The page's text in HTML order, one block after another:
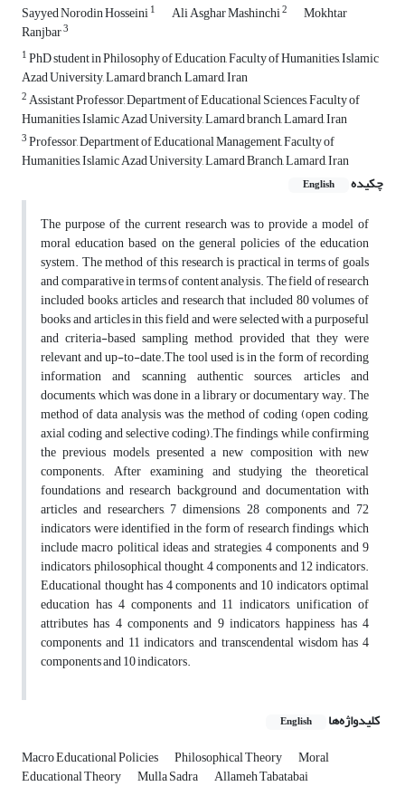
Sayyed Norodin Hosseini1 Ali Asghar Mashinchi2 Mokhtar
Ranjbar3
1PhD student in Philosophy of Education, Faculty of Humanities, Islamic
Azad University, Lamard branch, Lamard, Iran
2Assistant Professor, Department of Educational Sciences, Faculty of
Humanities, Islamic Azad University, Lamard branch, Lamard, Iran
3Professor, Department of Educational Management, Faculty of
Humanities, Islamic Azad University, Lamard Branch, Lamard, Iran
چکیده
English
The purpose of the current research was to provide a model of
moral education based on the general policies of the education
system. The method of this research is practical in terms of goals
and comparative in terms of content analysis. The field of research
included books, articles and research that included 80 volumes of
books and articles in this field and were selected with a purposeful
and criteria-based sampling method, provided that they were
relevant and up-to-date.The tool used is in the form of recording
information and scanning authentic sources, articles and
documents, which was done in a library or documentary way. The
method of data analysis was the method of coding (open coding,
axial coding and selective coding).The findings, while confirming
the previous models, presented a new composition with new
components. After examining and studying the theoretical
foundations and research background and documentation with
articles and researchers, 7 dimensions, 28 components and 72
indicators were identified in the form of research findings, which
include macro political ideas and strategies, 4 components and 9
indicators, philosophical thought, 4 components and 12 indicators.
Educational thought has 4 components and 10 indicators, optimal
education has 4 components and 11 indicators, unification of
attributes has 4 components and 9 indicators, happiness has 4
components and 11 indicators, and transcendental wisdom has 4
components and 10 indicators.
کلیدواژه‌ها English
Macro Educational Policies Philosophical Theory Moral
Educational Theory Mulla Sadra Allameh Tabatabai